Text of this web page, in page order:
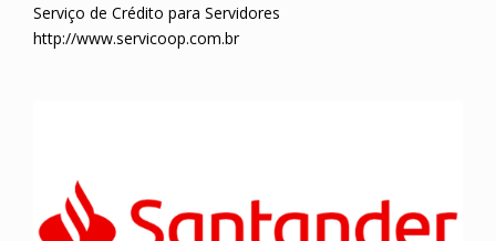
Serviço de Crédito para Servidores
http://www.servicoop.com.br